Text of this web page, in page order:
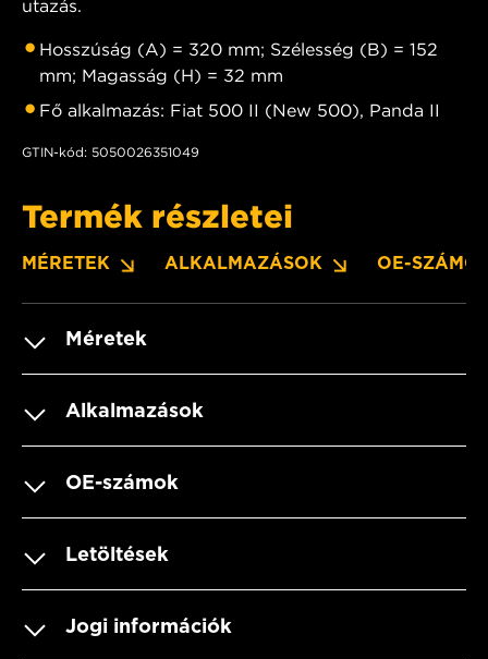
utazás.
Hosszúság (A) = 320 mm; Szélesség (B) = 152
mm; Magasság (H) = 32 mm
Fő alkalmazás: Fiat 500 II (New 500), Panda II
GTIN-kód: 5050026351049
Termék részletei
MÉRETEK ALKALMAZÁSOK OE-
Méretek
Alkalmazások
OE-számok
Letöltések
Jogi információk